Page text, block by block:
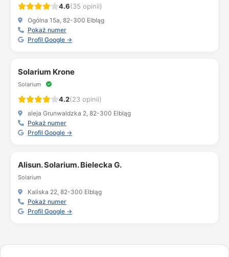
4.6(35 opinii)
Ogólna 15a, 82-300 Elbląg
Pokaż numer
Profil Google →
Solarium Krone
Solarium
4.2(23 opinii)
aleja Grunwaldzka 2, 82-300 Elbląg
Pokaż numer
Profil Google →
Alisun. Solarium. Bielecka G.
Solarium
Kaliska 22, 82-300 Elbląg
Pokaż numer
Profil Google →